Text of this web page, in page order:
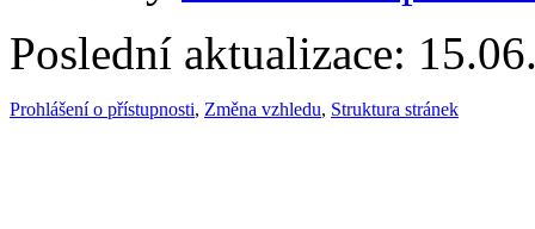
Poslední aktualizace:
Prohlášení o přístupnosti, Změna vzhledu, Struktura stránek